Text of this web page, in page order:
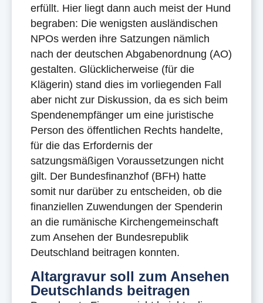
erfüllt. Hier liegt dann auch meist der Hund
begraben: Die wenigsten ausländischen
NPOs werden ihre Satzungen nämlich
nach der deutschen Abgabenordnung (AO)
gestalten. Glücklicherweise (für die
Klägerin) stand dies im vorliegenden Fall
aber nicht zur Diskussion, da es sich beim
Spendenempfänger um eine juristische
Person des öffentlichen Rechts handelte,
für die das Erfordernis der
satzungsmäßigen Voraussetzungen nicht
gilt. Der Bundesfinanzhof (BFH) hatte
somit nur darüber zu entscheiden, ob die
finanziellen Zuwendungen der Spenderin
an die rumänische Kirchengemeinschaft
zum Ansehen der Bundesrepublik
Deutschland beitragen konnten.
Altargravur soll zum Ansehen
Deutschlands beitragen